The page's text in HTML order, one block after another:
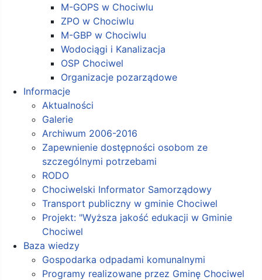
M-GOPS w Chociwlu
ZPO w Chociwlu
M-GBP w Chociwlu
Wodociągi i Kanalizacja
OSP Chociwel
Organizacje pozarządowe
Informacje
Aktualności
Galerie
Archiwum 2006-2016
Zapewnienie dostępności osobom ze
szczególnymi potrzebami
RODO
Chociwelski Informator Samorządowy
Transport publiczny w gminie Chociwel
Projekt: "Wyższa jakość edukacji w Gminie
Chociwel
Baza wiedzy
Gospodarka odpadami komunalnymi
Programy realizowane przez Gminę Chociwel